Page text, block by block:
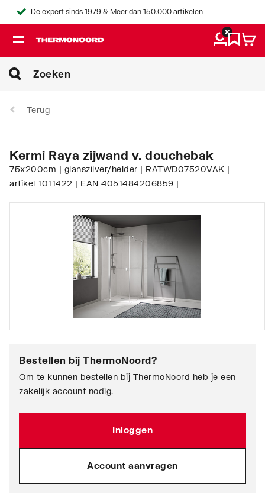
De expert sinds 1979 & Meer dan 150.000 artikelen
Terug
Kermi Raya zijwand v. douchebak
75x200cm | glanszilver/helder | RATWD07520VAK |
artikel 1011422 | EAN 4051484206859 |
Bestellen bij ThermoNoord?
Om te kunnen bestellen bij ThermoNoord heb je een
zakelijk account nodig.
Inloggen
Account aanvragen